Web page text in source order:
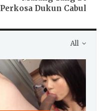
Perkosa Dukun Cabul
All